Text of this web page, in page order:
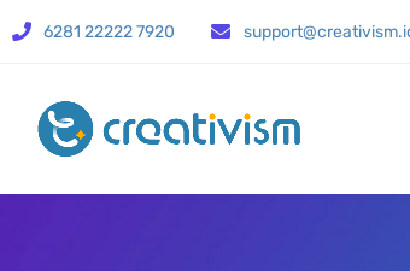
6281 22222 7920